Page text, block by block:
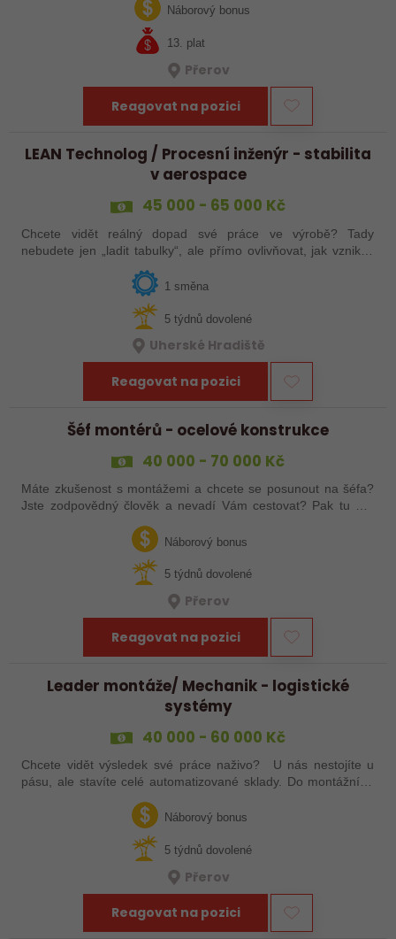
Náborový bonus
13. plat
Přerov
Reagovat na pozici
LEAN Technolog / Procesní inženýr - stabilita
v aerospace
45 000 - 65 000 Kč
Chcete vidět reálný dopad své práce ve výrobě? Tady
nebudete jen „ladit tabulky“, ale přímo ovlivňovat, jak vznikají
špičkové produkty pro letectví, obrněnou techniku nebo
dopravní systémy. Hledáme…
1 směna
5 týdnů dovolené
Uherské Hradiště
Reagovat na pozici
Šéf montérů - ocelové konstrukce
40 000 - 70 000 Kč
Máte zkušenost s montážemi a chcete se posunout na šéfa?
Jste zodpovědný člověk a nevadí Vám cestovat? Pak tu pro
Náborový bonus
5 týdnů dovolené
Přerov
Reagovat na pozici
Leader montáže/ Mechanik - logistické
systémy
40 000 - 60 000 Kč
Chcete vidět výsledek své práce naživo? U nás nestojíte u
pásu, ale stavíte celé automatizované sklady. Do montážního
Náborový bonus
5 týdnů dovolené
Přerov
Reagovat na pozici